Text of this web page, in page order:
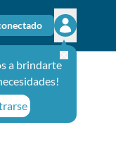
Abrir el
a brindarte